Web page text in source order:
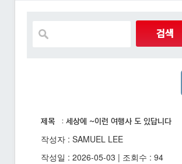
제목 : 세상에 ~이런 여행사 도 있답니다
작성자 : SAMUEL LEE
작성일 : 2026-05-03 | 조회수 : 94